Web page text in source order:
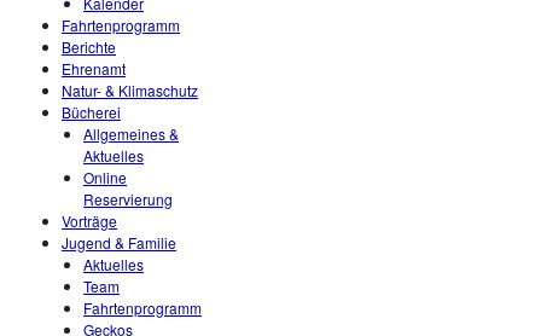
Fahrtenprogramm
Berichte
Ehrenamt
Natur- & Klimaschutz
Bücherei
Allgemeines &
Aktuelles
Online
Reservierung
Vorträge
Jugend & Familie
Aktuelles
Team
Fahrtenprogramm
Geckos